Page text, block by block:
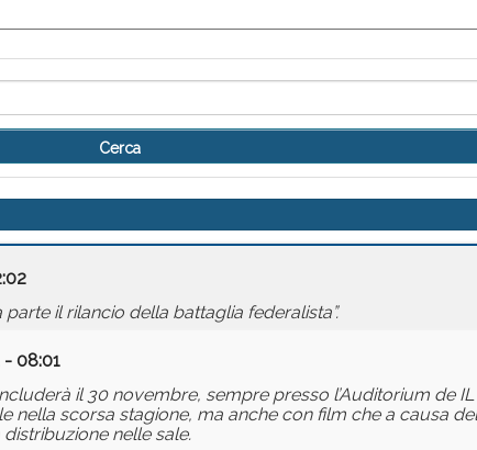
il rilancio della battaglia federalista”.
08:01
il 30 novembre, sempre presso l’Auditorium de IL
nella scorsa stagione, ma anche con film che a causa
nelle sale.